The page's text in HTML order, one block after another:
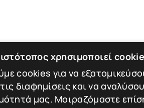
χρησιμοποιεί
cookies για να
διαφημίσεις και να
μας. Μοιραζόμαστε